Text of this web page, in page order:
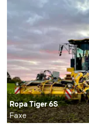
Ropa Tiger 6S
Faxe